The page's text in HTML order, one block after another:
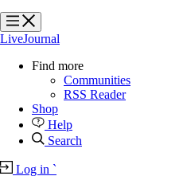
?
?
LiveJournal
Find more
Communities
RSS Reader
Shop
Help
Search
Log in `